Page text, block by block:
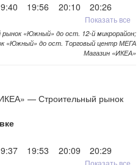
19:56 20:10
20:26
Показать все
«Южный» до ост. 12-й микрорайон;
«Южный» до ост. Торговый центр МЕГА
Магазин «ИКЕА»
— Строительный рынок
19:53 20:09
20:29
Показать все